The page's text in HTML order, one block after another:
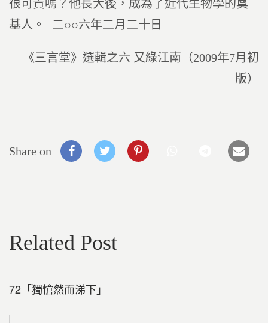
很可貴嗎？他長大後，成為了近代生物學的奠
基人。 二○○六年二月二十日
《三言堂》選輯之六 又綠江南（2009年7月初
版）
Share on
Related Post
72「獨愴然而涕下」